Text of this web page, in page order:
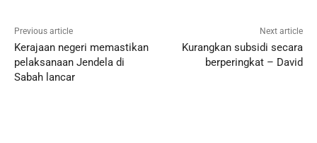
Previous article
Kerajaan negeri memastikan
pelaksanaan Jendela di
Sabah lancar
Next article
Kurangkan subsidi secara
berperingkat – David